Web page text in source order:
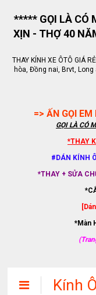
***** GỌI LÀ CÓ
XỊN - THỢ 40
THAY KÍNH XE ÔTÔ GIÁ
hòa, Đồng nai, Brvt,
=> ẤN GỌI EM
GỌI LÀ CÓ
*THAY
#DÁN KÍNH
*THAY + SỬA
*Màn
Kính